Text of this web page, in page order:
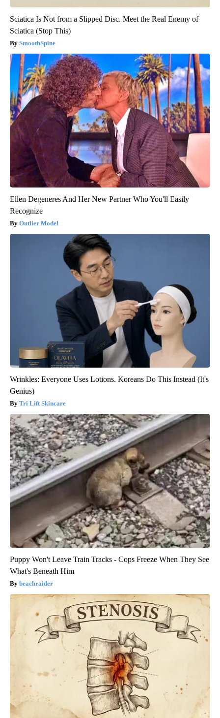
Sciatica Is Not from a Slipped Disc. Meet the Real Enemy of
Sciatica (Stop This)
SmoothSpine
Ellen Degeneres And Her New Partner Who You'll Easily
Recognize
Outlier Model
Wrinkles: Everyone Uses Lotions. Koreans Do This Instead (It's
Genius)
Tri Lift Skincare
Puppy Won't Leave Train Tracks - Cops Freeze When They See
What's Beneath Him
beachraider